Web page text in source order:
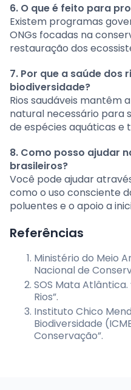
6. O que é feito para
Existem programas
ONGs focadas na
restauração dos
7. Por que a saúde dos
biodiversidade?
Rios saudáveis mantêm
natural necessário para
de espécies aquáticas e
8. Como posso ajudar
brasileiros?
Você pode ajudar
como o uso consciente
poluentes e o apoio a
Referências
Ministério do Meio
Nacional de
SOS Mata
Rios”.
Instituto Chico
Biodiversidade
Conservação”.